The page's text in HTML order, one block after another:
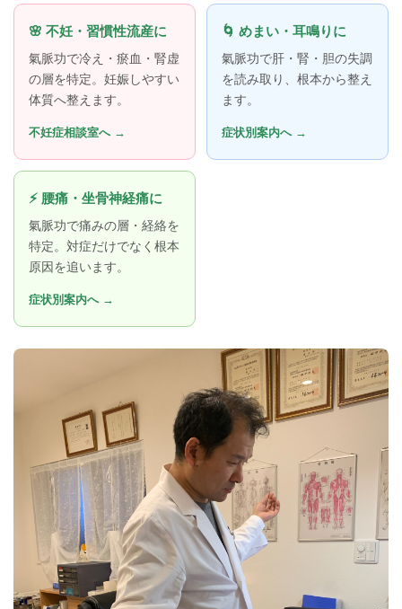
🌸 不妊・習慣性流産に
氣脈功で冷え・瘀血・腎虚
の層を特定。妊娠しやすい
体質へ整えます。
不妊症相談室へ →
🌀 めまい・耳鳴りに
氣脈功で肝・腎・胆の失調
を読み取り、根本から整え
ます。
症状別案内へ →
⚡ 腰痛・坐骨神経痛に
氣脈功で痛みの層・経絡を
特定。対症だけでなく根本
原因を追います。
症状別案内へ →